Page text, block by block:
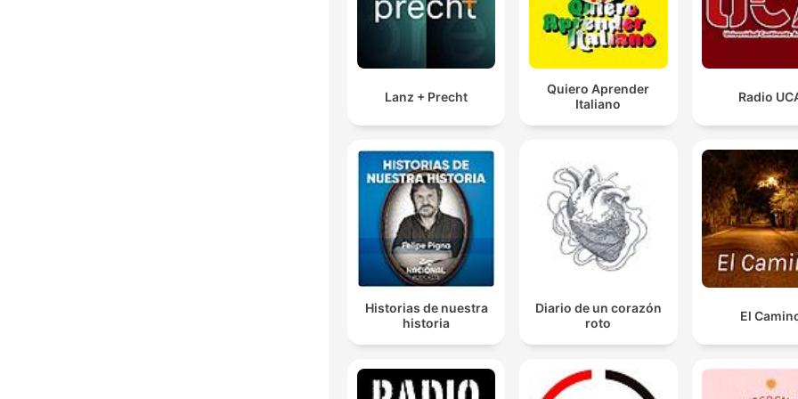
Lanz + Precht
Quiero Aprender
Italiano
Radio
Historias de nuestra
historia
Diario de un corazón
roto
El